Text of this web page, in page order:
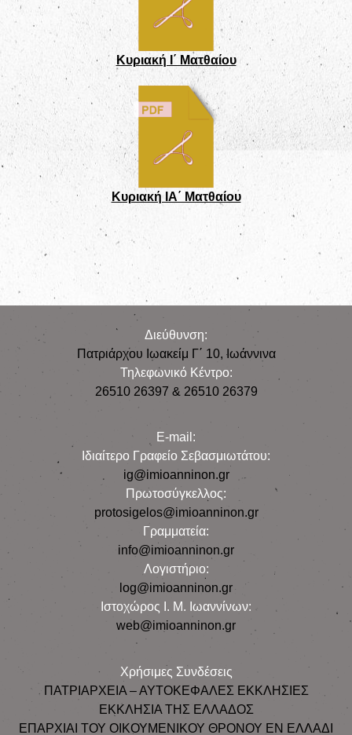
Κυριακή Ι΄ Ματθαίου
Κυριακή IA΄ Ματθαίου
Διεύθυνση:
Πατριάρχου Ιωακείμ Γ΄ 10, Iωάννινα
Τηλεφωνικό Κέντρο:
26510 26397 & 26510 26379
E-mail:
Iδιαίτερο Γραφείο Σεβασμιωτάτου:
ig@imioanninon.gr
Πρωτοσύγκελλος:
protosigelos@imioanninon.gr
Γραμματεία:
info@imioanninon.gr
Λογιστήριο:
log@imioanninon.gr
Ιστοχώρος Ι. Μ. Ιωαννίνων:
web@imioanninon.gr
Χρήσιμες Συνδέσεις
ΠΑΤΡΙΑΡΧΕΙΑ – ΑΥΤΟΚΕΦΑΛΕΣ ΕΚΚΛΗΣΙΕΣ
ΕΚΚΛΗΣΙΑ ΤΗΣ ΕΛΛΑΔΟΣ
ΕΠΑΡΧΙΑΙ ΤΟΥ ΟΙΚΟΥΜΕΝΙΚΟΥ ΘΡΟΝΟΥ ΕΝ ΕΛΛΑΔΙ